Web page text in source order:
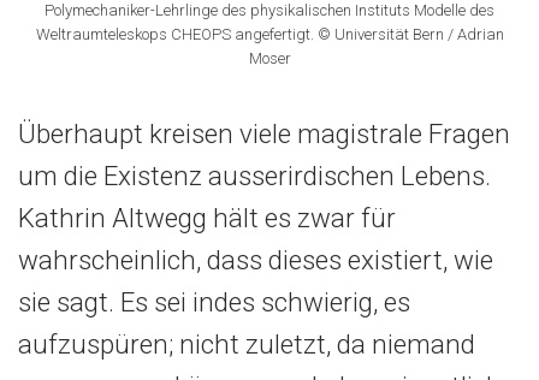
Polymechaniker-Lehrlinge des physikalischen Instituts Modelle des
Weltraumteleskops CHEOPS angefertigt. © Universität Bern / Adrian
Moser
Überhaupt kreisen viele magistrale Fragen
um die Existenz ausserirdischen Lebens.
Kathrin Altwegg hält es zwar für
wahrscheinlich, dass dieses existiert, wie
sie sagt. Es sei indes schwierig, es
aufzuspüren; nicht zuletzt, da niemand